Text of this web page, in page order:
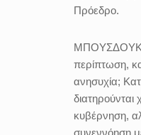
Πρόεδρο.
περίπτωση,
ανησυχία;
διατηρούνται
κυβέρνηση,
συνεννόηση